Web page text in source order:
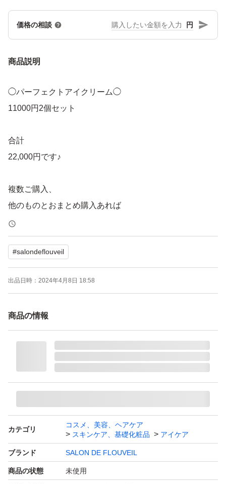
価格の相談 円
商品説明
◯パーフェクトアイクリーム◯
11000円2個セット
合計
22,000円です♪
複数ご購入、
他のものとおまとめ購入あれば
さらに、お値引き可能です。
目元 法令線 口周り など
乾燥しやすくデリケートな部分の
ピーんと張る感じです(^^)
目の下、目の周り
おススメです♪
フルベール化粧品の
アイクリーム最新版です♪
#salondeflouveil
出品日時： 2024年4月8日 18:58
商品の情報
カテゴリ
コスメ、美容、ヘアケア
スキンケア、基礎化粧品
アイケア
ブランド SALON DE FLOUVEIL
商品の状態 未使用